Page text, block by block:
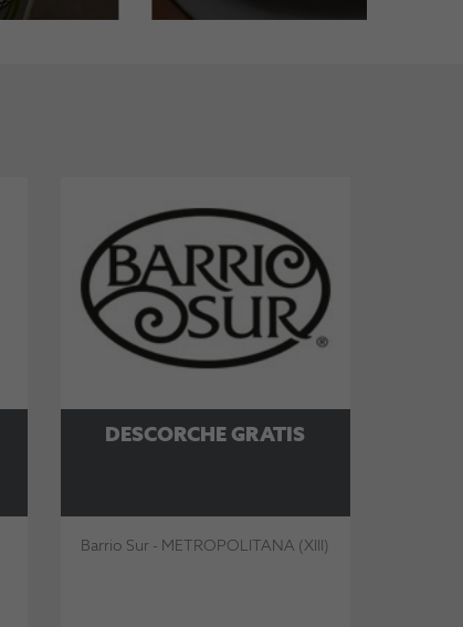
DESCORCHE GRATIS
Barrio Sur - METROPOLITANA (XIII)